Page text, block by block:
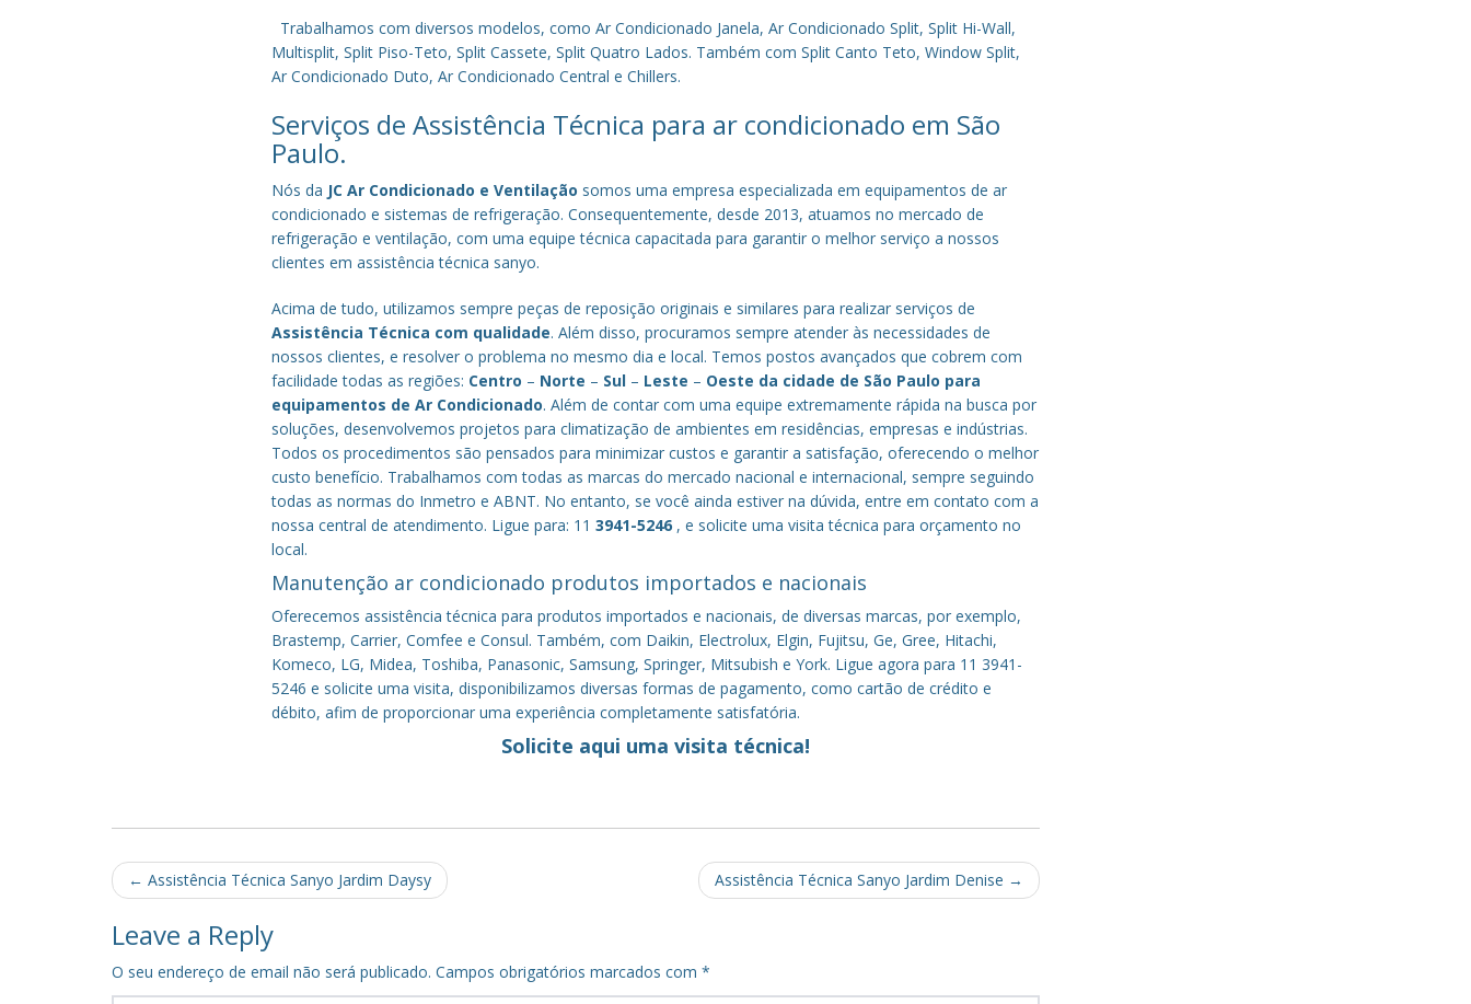
Trabalhamos com diversos modelos, como Ar Condicionado Janela, Ar Condicionado Split, Split Hi-Wall,
Multisplit, Split Piso-Teto, Split Cassete, Split Quatro Lados. Também com Split Canto Teto, Window Split,
Ar Condicionado Duto, Ar Condicionado Central e Chillers.
Serviços de Assistência Técnica para ar condicionado em São
Paulo.
Nós da JC Ar Condicionado e Ventilação somos uma empresa especializada em equipamentos de ar
condicionado e sistemas de refrigeração. Consequentemente, desde 2013, atuamos no mercado de
refrigeração e ventilação, com uma equipe técnica capacitada para garantir o melhor serviço a nossos
clientes em assistência técnica sanyo.
Acima de tudo, utilizamos sempre peças de reposição originais e similares para realizar serviços de
Assistência Técnica com qualidade. Além disso, procuramos sempre atender às necessidades de
nossos clientes, e resolver o problema no mesmo dia e local. Temos postos avançados que cobrem com
facilidade todas as regiões: Centro – Norte – Sul – Leste – Oeste da cidade de São Paulo para
equipamentos de Ar Condicionado. Além de contar com uma equipe extremamente rápida na busca por
soluções, desenvolvemos projetos para climatização de ambientes em residências, empresas e indústrias.
Todos os procedimentos são pensados para minimizar custos e garantir a satisfação, oferecendo o melhor
custo benefício. Trabalhamos com todas as marcas do mercado nacional e internacional, sempre seguindo
todas as normas do Inmetro e ABNT. No entanto, se você ainda estiver na dúvida, entre em contato com a
nossa central de atendimento. Ligue para: 113941-5246 , e solicite uma visita técnica para orçamento no
local.
Manutenção ar condicionado produtos importados e nacionais
Oferecemos assistência técnica para produtos importados e nacionais, de diversas marcas, por exemplo,
Brastemp, Carrier, Comfee e Consul. Também, com Daikin, Electrolux, Elgin, Fujitsu, Ge, Gree, Hitachi,
Komeco, LG, Midea, Toshiba, Panasonic, Samsung, Springer, Mitsubish e York. Ligue agora para 11 3941-
5246 e solicite uma visita, disponibilizamos diversas formas de pagamento, como cartão de crédito e
débito, afim de proporcionar uma experiência completamente satisfatória.
Solicite aqui uma visita técnica!
Post
navigation
← Assistência Técnica Sanyo Jardim Daysy Assistência Técnica Sanyo Jardim Denise →
Leave a Reply
O seu endereço de email não será publicado. Campos obrigatórios marcados com *